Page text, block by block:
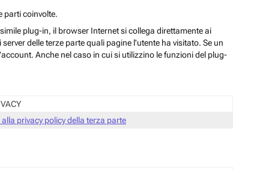
parti coinvolte.
plug-in, il browser Internet si collega direttamente ai
delle terze parte quali pagine l'utente ha visitato. Se un
Anche nel caso in cui si utilizzino le funzioni del plug-
alla privacy policy della terza parte